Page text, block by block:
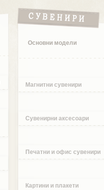
Основни модели
Магнитни сувенири
Сувенирни аксесоари
Печатни и офис сувенири
Картини и плакети